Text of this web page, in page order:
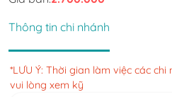
Thông tin chi nhánh
*LƯU Ý: Thời gian làm việc các
vui lòng xem kỹ